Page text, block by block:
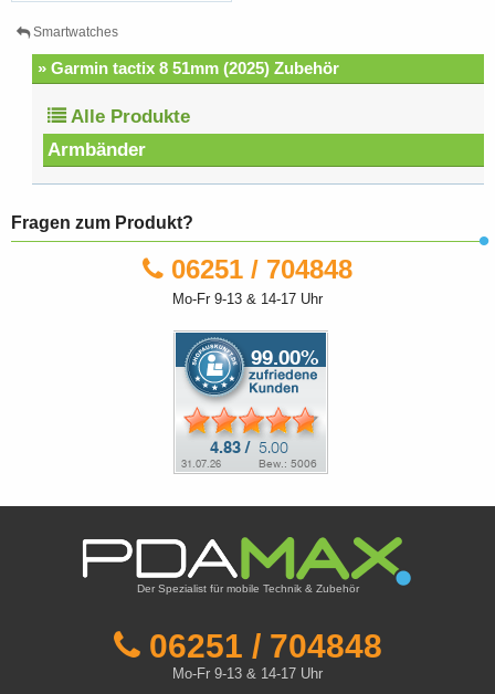
Smartwatches
» Garmin tactix 8 51mm (2025) Zubehör
Alle Produkte
Armbänder
Fragen zum Produkt?
06251 / 704848
Mo-Fr 9-13 & 14-17 Uhr
Der Spezialist für mobile Technik & Zubehör
06251 / 704848
Mo-Fr 9-13 & 14-17 Uhr